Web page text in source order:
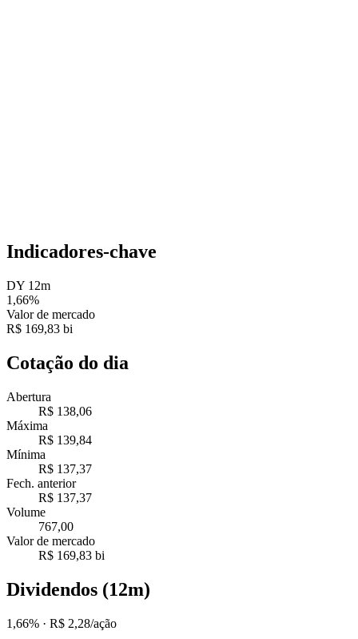
Indicadores-chave
DY 12m
1,66%
Valor de mercado
R$ 169,83 bi
Cotação do dia
Abertura
R$ 138,06
Máxima
R$ 139,84
Mínima
R$ 137,37
Fech. anterior
R$ 137,37
Volume
767,00
Valor de mercado
R$ 169,83 bi
Dividendos (12m)
1,66% · R$ 2,28/ação